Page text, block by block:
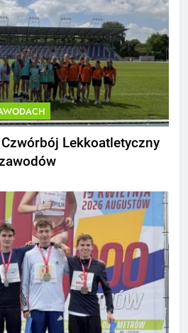
Lekkoatletyczny